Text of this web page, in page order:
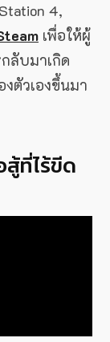
4,
เพื่อให้ผู้
ลับมาเกิด
ตัวเองขึ้นมา
ที่ไร้ขีด